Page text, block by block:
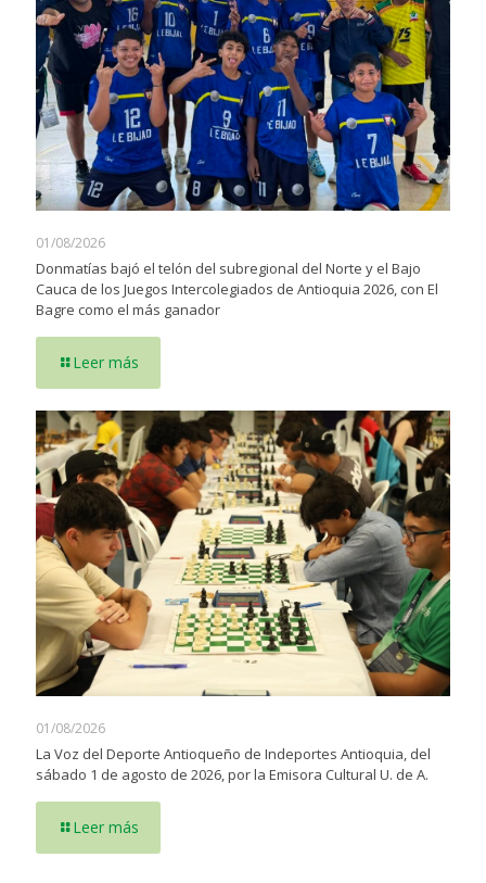
01/08/2026
Donmatías bajó el telón del subregional del Norte y el Bajo
Cauca de los Juegos Intercolegiados de Antioquia 2026, con El
Bagre como el más ganador
Leer más
01/08/2026
La Voz del Deporte Antioqueño de Indeportes Antioquia, del
sábado 1 de agosto de 2026, por la Emisora Cultural U. de A.
Leer más